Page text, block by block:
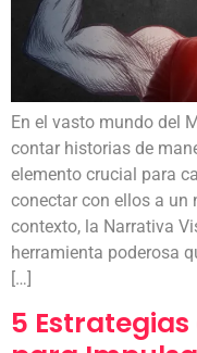
En el vasto mundo del
contar historias de
elemento crucial para
conectar con ellos a un
contexto, la Narrativa
herramienta poderosa
[…]
5